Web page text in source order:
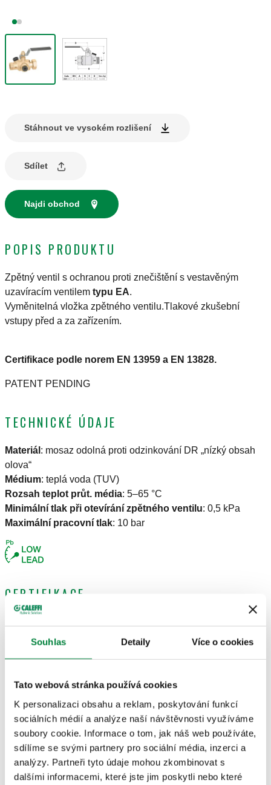
Souhlas Detaily Více o cookies
Tato webová stránka používá cookies
K personalizaci obsahu a reklam, poskytování funkcí
sociálních médií a analýze naší návštěvnosti využíváme
soubory cookie. Informace o tom, jak náš web používáte,
sdílíme se svými partnery pro sociální média, inzerci a
analýzy. Partneři tyto údaje mohou zkombinovat s
dalšími informacemi, které jste jim poskytli nebo které
Stáhnout ve vysokém rozlišení
Sdílet
Najdi obchod
POPIS PRODUKTU
Zpětný ventil s ochranou proti znečištění s vestavěným
uzavíracím ventilem typu EA.
Vyměnitelná vložka zpětného ventilu.Tlakové zkušební
vstupy před a za zařízením.
Certifikace podle norem EN 13959 a EN 13828.
PATENT PENDING
TECHNICKÉ ÚDAJE
Materiál : mosaz odolná proti odzinkování DR „nízký obsah
olova“
Médium: teplá voda (TUV)
Rozsah teplot průt. média: 5–65 °C
Minimální tlak při otevírání zpětného ventilu: 0,5 kPa
Maximální pracovní tlak: 10 bar
CERTIFIKACE
NÁKRESY A SPECIFIKACE
Číslo dílu Připojení IN Připojení OUT DN Actions
G 3/4" (ISO